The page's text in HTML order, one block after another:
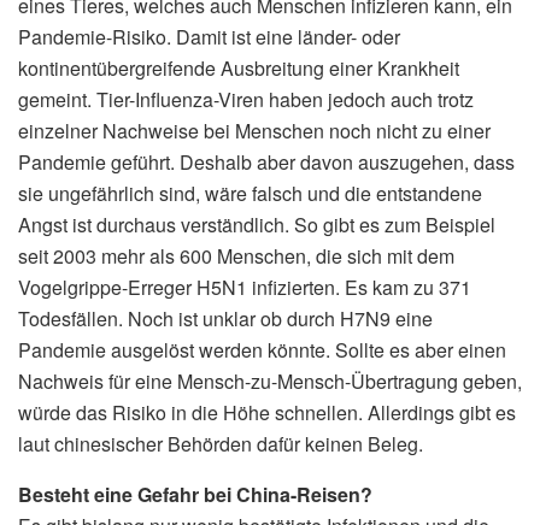
Pandemie-Risiko. Damit ist eine länder- oder
kontinentübergreifende Ausbreitung einer Krankheit
gemeint. Tier-Influenza-Viren haben jedoch auch trotz
einzelner Nachweise bei Menschen noch nicht zu einer
Pandemie geführt. Deshalb aber davon auszugehen, dass
sie ungefährlich sind, wäre falsch und die entstandene
Angst ist durchaus verständlich. So gibt es zum Beispiel
seit 2003 mehr als 600 Menschen, die sich mit dem
Vogelgrippe-Erreger H5N1 infizierten. Es kam zu 371
Todesfällen. Noch ist unklar ob durch H7N9 eine
Pandemie ausgelöst werden könnte. Sollte es aber einen
Nachweis für eine Mensch-zu-Mensch-Übertragung geben,
würde das Risiko in die Höhe schnellen. Allerdings gibt es
laut chinesischer Behörden dafür keinen Beleg.
Besteht eine Gefahr bei China-Reisen?